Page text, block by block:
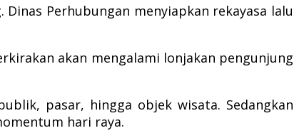
Perhubungan menyiapkan rekayasa lalu
akan mengalami lonjakan pengunjung
pasar, hingga objek wisata. Sedangkan
hari raya.